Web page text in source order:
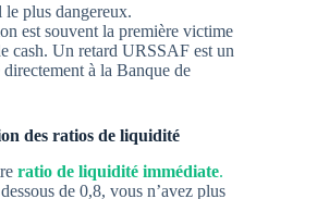
le plus dangereux.
est souvent la première victime
cash. Un retard URSSAF est un
à la Banque de
des ratios de liquidité
ratio de liquidité immédiate.
de 0,8, vous n’avez plus